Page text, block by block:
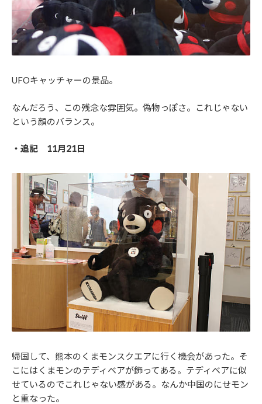
UFOキャッチャーの景品。
なんだろう、この残念な雰囲気。偽物っぽさ。これじゃない
という顔のバランス。
・追記 11月21日
帰国して、熊本のくまモンスクエアに行く機会があった。そ
こにはくまモンのテディベアが飾ってある。テディベアに似
せているのでこれじゃない感がある。なんか中国のにせモン
と重なった。